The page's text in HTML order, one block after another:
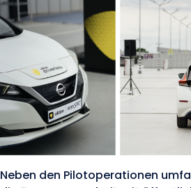
Neben den Pilotoperationen